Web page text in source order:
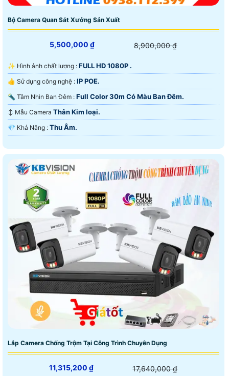
Bộ Camera Quan Sát Xưởng Sản Xuất
5,500,000 ₫ 8,900,000 ₫
✨ Hình ảnh chất lượng : FULL HD 1080P .
👍 Sử dụng công nghệ : IP POE.
🔦 Tầm Nhìn Ban Đêm : Full Color 30m Có Màu Ban Ðêm.
↕️ Mẫu Camera Thân Kim loại.
️💎 Khả Năng : Thu Âm.
Lắp Camera Chống Trộm Tại Công Trình Chuyên Dụng
11,315,200 ₫ 17,640,000 ₫